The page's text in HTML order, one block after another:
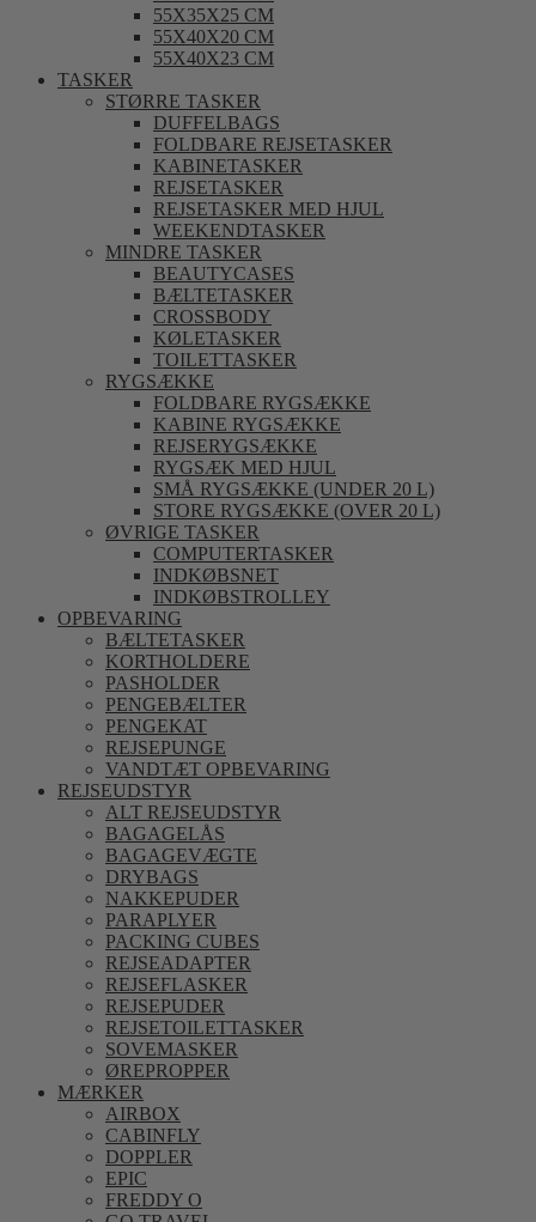
55X35X25 CM
55X40X20 CM
55X40X23 CM
TASKER
STØRRE TASKER
DUFFELBAGS
FOLDBARE REJSETASKER
KABINETASKER
REJSETASKER
REJSETASKER MED HJUL
WEEKENDTASKER
MINDRE TASKER
BEAUTYCASES
BÆLTETASKER
CROSSBODY
KØLETASKER
TOILETTASKER
RYGSÆKKE
FOLDBARE RYGSÆKKE
KABINE RYGSÆKKE
REJSERYGSÆKKE
RYGSÆK MED HJUL
SMÅ RYGSÆKKE (UNDER 20 L)
STORE RYGSÆKKE (OVER 20 L)
ØVRIGE TASKER
COMPUTERTASKER
INDKØBSNET
INDKØBSTROLLEY
OPBEVARING
BÆLTETASKER
KORTHOLDERE
PASHOLDER
PENGEBÆLTER
PENGEKAT
REJSEPUNGE
VANDTÆT OPBEVARING
REJSEUDSTYR
ALT REJSEUDSTYR
BAGAGELÅS
BAGAGEVÆGTE
DRYBAGS
NAKKEPUDER
PARAPLYER
PACKING CUBES
REJSEADAPTER
REJSEFLASKER
REJSEPUDER
REJSETOILETTASKER
SOVEMASKER
ØREPROPPER
MÆRKER
AIRBOX
CABINFLY
DOPPLER
EPIC
FREDDY O